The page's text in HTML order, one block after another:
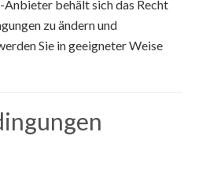
behält sich das Recht
zu ändern und
Sie in geeigneter Weise